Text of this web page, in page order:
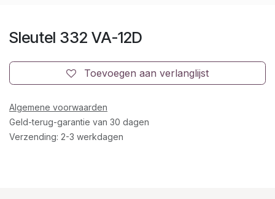
Sleutel 332 VA-12D
Toevoegen aan verlanglijst
Algemene voorwaarden
Geld-terug-garantie van 30 dagen
Verzending: 2-3 werkdagen